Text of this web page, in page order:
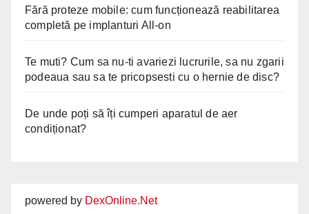
Fără proteze mobile: cum funcționează reabilitarea
completă pe implanturi All-on
Te muti? Cum sa nu-ti avariezi lucrurile, sa nu zgarii
podeaua sau sa te pricopsesti cu o hernie de disc?
De unde poți să îți cumperi aparatul de aer
condiționat?
powered by DexOnline.Net